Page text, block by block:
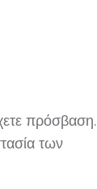
πρόσβαση.
των